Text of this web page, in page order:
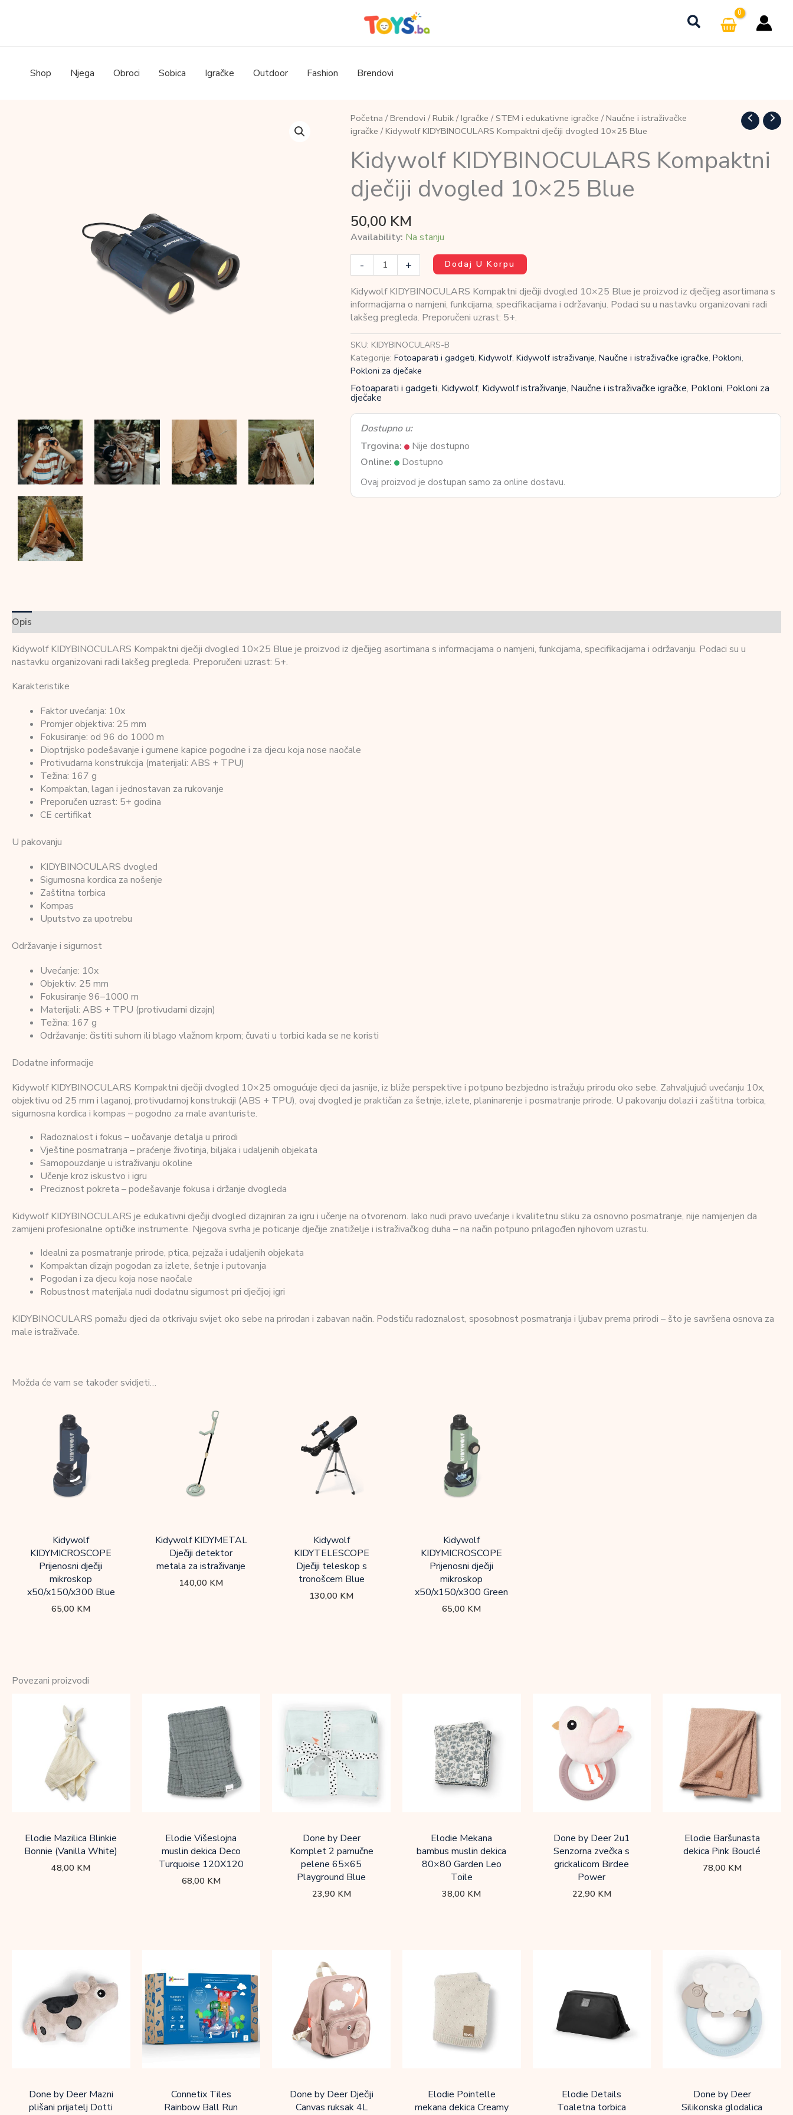
Shop Njega Obroci Sobica Igračke Outdoor Fashion Brendovi
Početna / Brendovi / Rubik/ Igračke / STEM i edukativne igračke / Naučne i istraživačke
igračke / Kidywolf KIDYBINOCULARS Kompaktni dječiji dvogled 10×25 Blue
Kidywolf KIDYBINOCULARS Kompaktni
dječiji dvogled 10×25 Blue
50,00 KM
Availability: Na stanju
-
Kidywolf
KIDYBINOCULARS
Kompaktni
dječiji
dvogled
10x25
Blue
količina
+ Dodaj U Korpu
Kidywolf KIDYBINOCULARS Kompaktni dječiji dvogled 10×25 Blue je proizvod iz dječijeg asortimana s
informacijama o namjeni, funkcijama, specifikacijama i održavanju. Podaci su u nastavku organizovani radi
lakšeg pregleda. Preporučeni uzrast: 5+.
SKU: KIDYBINOCULARS-B
Kategorije: Fotoaparati i gadgeti, Kidywolf, Kidywolf istraživanje, Naučne i istraživačke igračke, Pokloni,
Pokloni za dječake
Fotoaparati i gadgeti, Kidywolf, Kidywolf istraživanje, Naučne i istraživačke igračke, Pokloni, Pokloni za
dječake
Dostupno u:
Trgovina:
Nije dostupno
Online:
Dostupno
Ovaj proizvod je dostupan samo za online dostavu.
Opis
Kidywolf KIDYBINOCULARS Kompaktni dječiji dvogled 10×25 Blue je proizvod iz dječijeg asortimana s informacijama o namjeni, funkcijama, specifikacijama i održavanju. Podaci su u
nastavku organizovani radi lakšeg pregleda. Preporučeni uzrast: 5+.
Karakteristike
Faktor uvećanja: 10x
Promjer objektiva: 25 mm
Fokusiranje: od 96 do 1000 m
Dioptrijsko podešavanje i gumene kapice pogodne i za djecu koja nose naočale
Protivudarna konstrukcija (materijali: ABS + TPU)
Težina: 167 g
Kompaktan, lagan i jednostavan za rukovanje
Preporučen uzrast: 5+ godina
CE certifikat
U pakovanju
KIDYBINOCULARS dvogled
Sigurnosna kordica za nošenje
Zaštitna torbica
Kompas
Uputstvo za upotrebu
Održavanje i sigurnost
Uvećanje: 10x
Objektiv: 25 mm
Fokusiranje 96–1000 m
Materijali: ABS + TPU (protivudarni dizajn)
Težina: 167 g
Održavanje: čistiti suhom ili blago vlažnom krpom; čuvati u torbici kada se ne koristi
Dodatne informacije
Kidywolf KIDYBINOCULARS Kompaktni dječiji dvogled 10×25 omogućuje djeci da jasnije, iz bliže perspektive i potpuno bezbjedno istražuju prirodu oko sebe. Zahvaljujući uvećanju 10x,
objektivu od 25 mm i laganoj, protivudarnoj konstrukciji (ABS + TPU), ovaj dvogled je praktičan za šetnje, izlete, planinarenje i posmatranje prirode. U pakovanju dolazi i zaštitna torbica,
sigurnosna kordica i kompas – pogodno za male avanturiste.
Radoznalost i fokus – uočavanje detalja u prirodi
Vještine posmatranja – praćenje životinja, biljaka i udaljenih objekata
Samopouzdanje u istraživanju okoline
Učenje kroz iskustvo i igru
Preciznost pokreta – podešavanje fokusa i držanje dvogleda
Kidywolf KIDYBINOCULARS je edukativni dječiji dvogled dizajniran za igru i učenje na otvorenom. Iako nudi pravo uvećanje i kvalitetnu sliku za osnovno posmatranje, nije namijenjen da
zamijeni profesionalne optičke instrumente. Njegova svrha je poticanje dječije znatiželje i istraživačkog duha – na način potpuno prilagođen njihovom uzrastu.
Idealni za posmatranje prirode, ptica, pejzaža i udaljenih objekata
Kompaktan dizajn pogodan za izlete, šetnje i putovanja
Pogodan i za djecu koja nose naočale
Robustnost materijala nudi dodatnu sigurnost pri dječijoj igri
KIDYBINOCULARS pomažu djeci da otkrivaju svijet oko sebe na prirodan i zabavan način. Podstiču radoznalost, sposobnost posmatranja i ljubav prema prirodi – što je savršena osnova za
male istraživače.
Možda će vam se također svidjeti…
Kidywolf
KIDYMICROSCOPE
Prijenosni dječiji
mikroskop
x50/x150/x300 Blue
65,00 KM
Kidywolf KIDYMETAL
Dječiji detektor
metala za istraživanje
140,00 KM
Kidywolf
KIDYTELESCOPE
Dječiji teleskop s
tronošcem Blue
130,00 KM
Kidywolf
KIDYMICROSCOPE
Prijenosni dječiji
mikroskop
x50/x150/x300 Green
65,00 KM
Povezani proizvodi
Elodie Mazilica Blinkie
Bonnie (Vanilla White)
48,00 KM
Elodie Višeslojna
muslin dekica Deco
Turquoise 120X120
68,00 KM
Done by Deer
Komplet 2 pamučne
pelene 65×65
Playground Blue
23,90 KM
Elodie Mekana
bambus muslin dekica
80×80 Garden Leo
Toile
38,00 KM
Done by Deer 2u1
Senzorna zvečka s
grickalicom Birdee
Power
22,90 KM
Elodie Baršunasta
dekica Pink Bouclé
78,00 KM
Done by Deer Mazni
plišani prijatelj Dotti
Connetix Tiles
Rainbow Ball Run
Done by Deer Dječiji
Canvas ruksak 4L
Elodie Pointelle
mekana dekica Creamy
Elodie Details
Toaletna torbica
Done by Deer
Silikonska glodalica